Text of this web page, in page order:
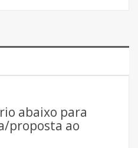
abaixo para
proposta ao